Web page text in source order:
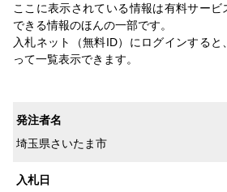
ここに表示されている情報は有料サー
できる情報のほんの一部です。
入札ネット（無料ID）にログインする
って一覧表示できます。
発注者名
埼玉県さいたま市
入札日